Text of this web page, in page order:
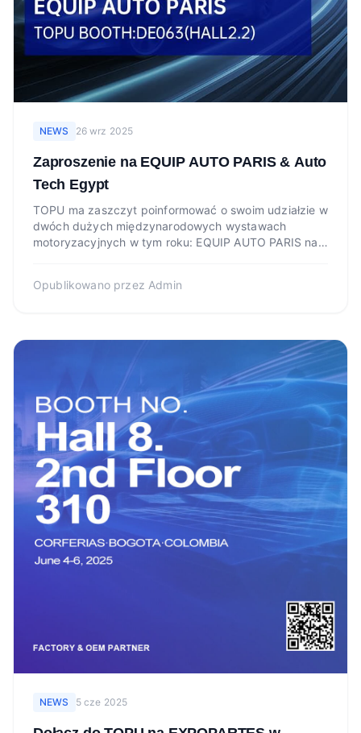
NEWS 26 wrz 2025
Zaproszenie na EQUIP AUTO PARIS & Auto
Tech Egypt
TOPU ma zaszczyt poinformować o swoim udziałzie w
dwóch dużych międzynarodowych wystawach
motoryzacyjnych w tym roku: EQUIP AUTO PARIS na
Opublikowano przez Admin
NEWS 5 cze 2025